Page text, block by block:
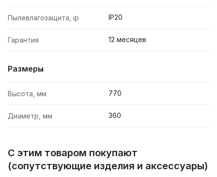
Пылевлагозащита, ip IP20
Гарантия 12 месяцев
Размеры
Высота, мм 770
Диаметр, мм 360
С этим товаром покупают
(сопутствующие изделия и аксессуары)